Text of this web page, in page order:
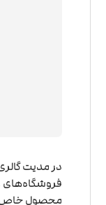
در مدیت
فروشگاه‌های